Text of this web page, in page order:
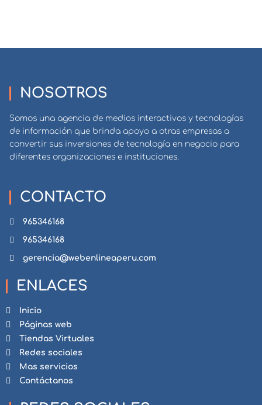
NOSOTROS
Somos una agencia de medios interactivos y tecnologías
de información que brinda apoyo a otras empresas a
convertir sus inversiones de tecnología en negocio para
diferentes organizaciones e instituciones.
CONTACTO
965346168
965346168
gerencia@webenlineaperu.com
ENLACES
Inicio
Páginas web
Tiendas Virtuales
Redes sociales
Mas servicios
Contáctanos